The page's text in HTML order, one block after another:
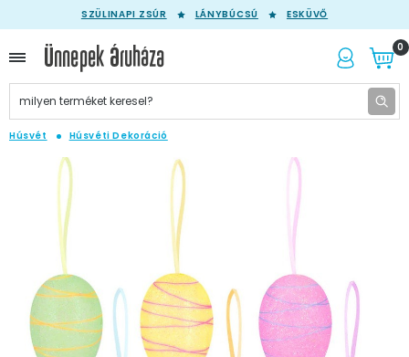
SZÜLINAPI ZSÚR LÁNYBÚCSÚ ESKÜVŐ
0
Húsvét Húsvéti Dekoráció